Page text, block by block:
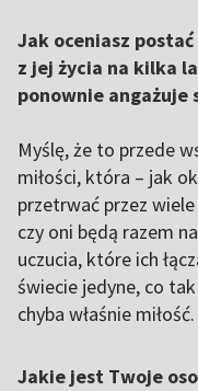
Jak oceniasz
z jej życia na kilka
ponownie angażuje
Myślę, że to przede
miłości, która – jak
przetrwać przez
czy oni będą razem
uczucia, które ich
świecie jedyne, co
chyba właśnie miłość.
Jakie jest Twoje